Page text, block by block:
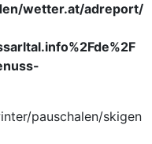
wetter.at/adreport/
pauschalen/skigen